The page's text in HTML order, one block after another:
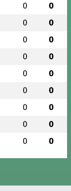
0 0
0 0
0 0
0 0
0 0
0 0
0 0
0 0
0 0